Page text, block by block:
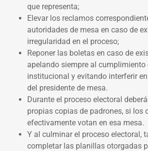
que representa;
Elevar los reclamos
autoridades de mesa en caso de
irregularidad en el proceso;
Reponer las boletas en caso de
apelando siempre al
institucional y evitando interferir
del presidente de mesa.
Durante el proceso electoral
propias copias de padrones, si los
efectivamente votan en esa mesa.
Y al culminar el proceso electoral,
completar las planillas otorgadas